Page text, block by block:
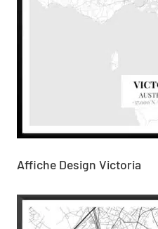
Affiche Design Victoria